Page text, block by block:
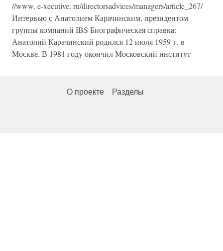
//www. e-xecutive. ru/directorsadvices/managers/article_267/
Интервью с Анатолием Карачинским, президентом
группы компаний IBS Биографическая справка:
Анатолий Карачинский родился 12 июля 1959 г. в
Москве. В 1981 году окончил Московский институт
О проекте Разделы